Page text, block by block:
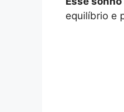
equilíbrio e